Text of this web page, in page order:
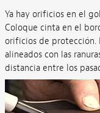
Ya hay orificios en el
Coloque cinta en el
orificios de protección.
alineados con las
distancia entre los